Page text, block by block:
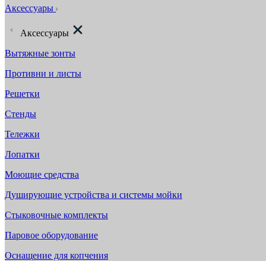
Аксессуары
Аксессуары
Вытяжные зонты
Противни и листы
Решетки
Стенды
Тележки
Лопатки
Моющие средства
Душирующие устройства и системы мойки
Стыковочные комплекты
Паровое оборудование
Оснащение для копчения